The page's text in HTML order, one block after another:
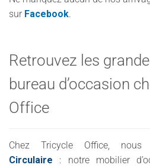
sur Facebook.
Retrouvez les
bureau d’occasion
Office
Chez Tricycle Office, nous
Circulaire : notre mobilier